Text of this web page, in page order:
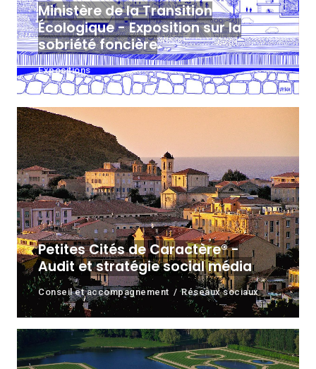
Ministère de la Transition
Écologique - Exposition sur la
sobriété foncière
Expositions
Petites Cités de Caractère® -
Audit et stratégie social média
Conseil et accompagnement Réseaux sociaux